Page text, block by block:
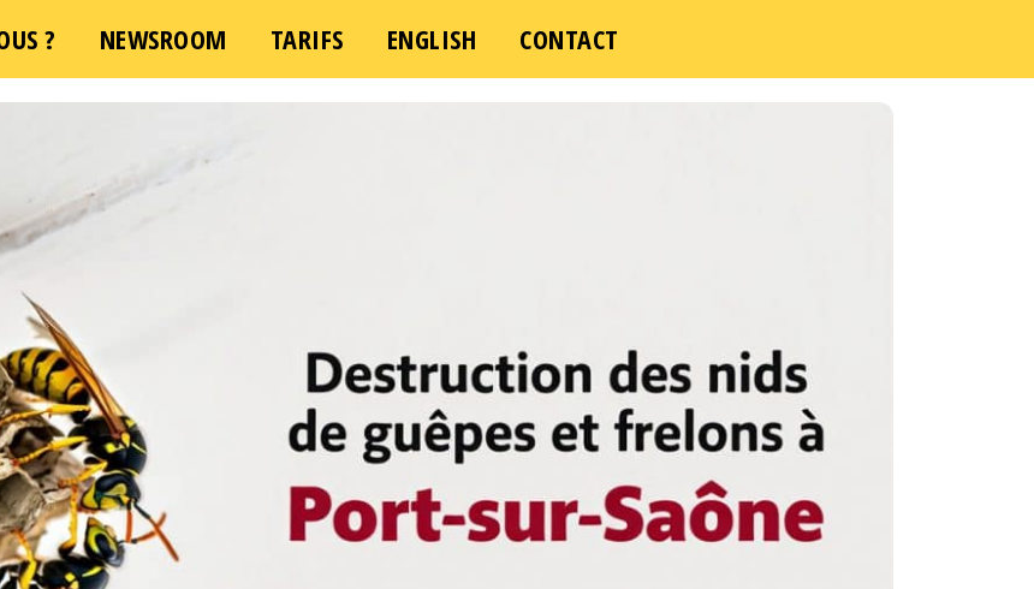
? NEWSROOM TARIFS ENGLISH
CONTACT